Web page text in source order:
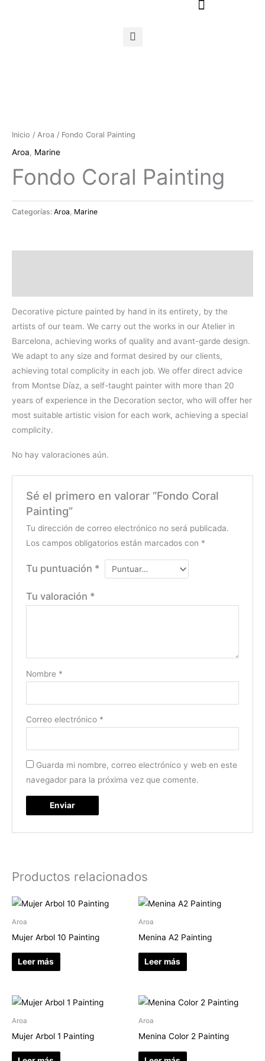
Inicio / Aroa / Fondo Coral Painting
Aroa, Marine
Fondo Coral Painting
Categorías: Aroa Marine
Decorative picture painted by hand in its entirety, by the
artists of our team. We carry out the works in our Atelier in
Barcelona, achieving works of quality and avant-garde design.
We adapt to any size and format desired by our clients,
achieving total complicity in each job. We offer direct advice
from Montse Díaz, a self-taught painter with more than 20
years of experience in the Decoration sector, who will offer her
most suitable artistic vision for each work, achieving a special
complicity.
No hay valoraciones aún.
Sé el primero en valorar “Fondo Coral
Painting”
Tu dirección de correo electrónico no será publicada.
Los campos obligatorios están marcados con *
Tu puntuación *
Tu valoración *
Nombre *
Correo electrónico *
Guarda mi nombre, correo electrónico y web en este
navegador para la próxima vez que comente.
Productos relacionados
Aroa
Mujer Arbol 10 Painting
Leer más
Aroa
Menina A2 Painting
Leer más
Aroa
Mujer Arbol 1 Painting
Aroa
Menina Color 2 Painting